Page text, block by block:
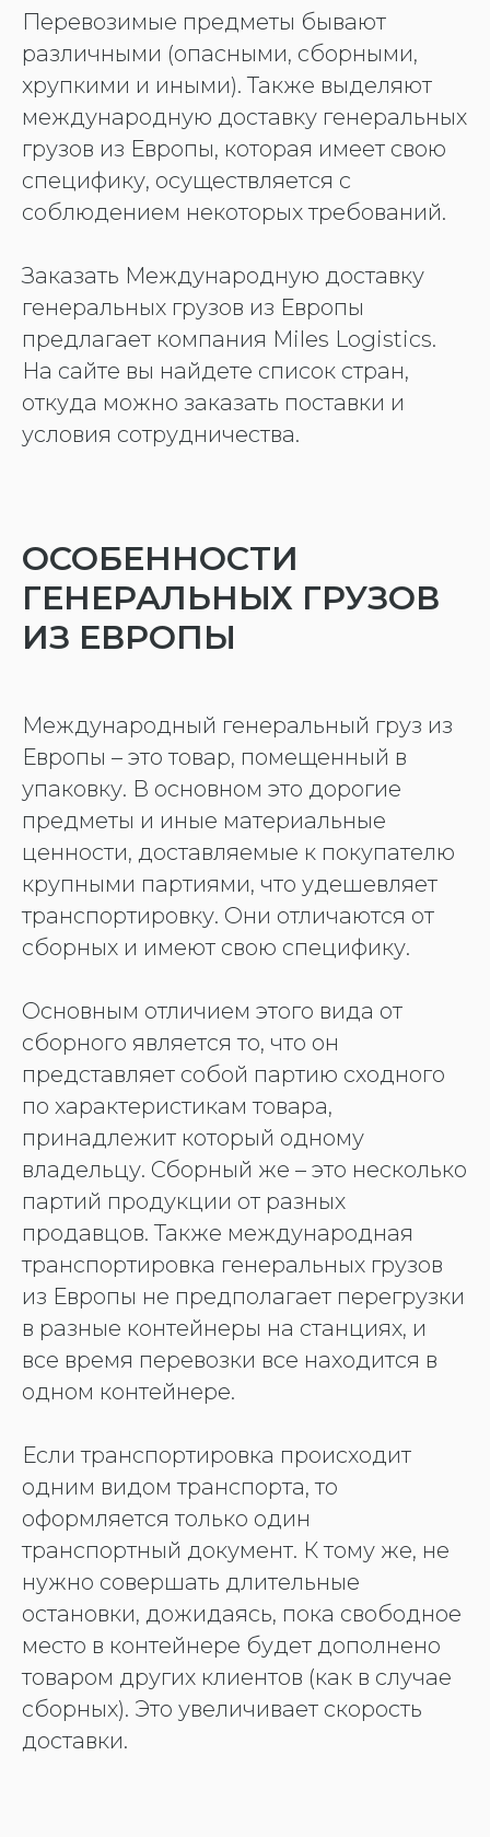
Перевозимые предметы бывают
различными (опасными, сборными,
хрупкими и иными). Также выделяют
международную доставку генеральных
грузов из Европы, которая имеет свою
специфику, осуществляется с
соблюдением некоторых требований.
Заказать Международную доставку
генеральных грузов из Европы
предлагает компания Miles Logistics.
На сайте вы найдете список стран,
откуда можно заказать поставки и
условия сотрудничества.
ОСОБЕННОСТИ
ГЕНЕРАЛЬНЫХ ГРУЗОВ
ИЗ ЕВРОПЫ
Международный генеральный груз из
Европы – это товар, помещенный в
упаковку. В основном это дорогие
предметы и иные материальные
ценности, доставляемые к покупателю
крупными партиями, что удешевляет
транспортировку. Они отличаются от
сборных и имеют свою специфику.
Основным отличием этого вида от
сборного является то, что он
представляет собой партию сходного
по характеристикам товара,
принадлежит который одному
владельцу. Сборный же – это несколько
партий продукции от разных
продавцов. Также международная
транспортировка генеральных грузов
из Европы не предполагает перегрузки
в разные контейнеры на станциях, и
все время перевозки все находится в
одном контейнере.
Если транспортировка происходит
одним видом транспорта, то
оформляется только один
транспортный документ. К тому же, не
нужно совершать длительные
остановки, дожидаясь, пока свободное
место в контейнере будет дополнено
товаром других клиентов (как в случае
сборных). Это увеличивает скорость
доставки.